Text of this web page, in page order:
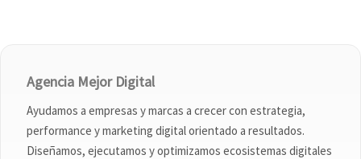
Agencia Mejor Digital
Ayudamos a empresas y marcas a crecer con estrategia,
performance y marketing digital orientado a resultados.
Diseñamos, ejecutamos y optimizamos ecosistemas digitales